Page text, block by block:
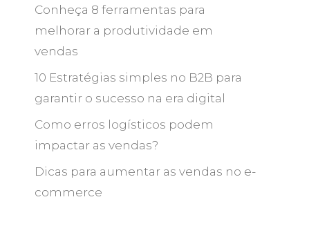
Conheça 8 ferramentas para
melhorar a produtividade em
vendas
10 Estratégias simples no B2B para
garantir o sucesso na era digital
Como erros logísticos podem
impactar as vendas?
Dicas para aumentar as vendas no e-
commerce